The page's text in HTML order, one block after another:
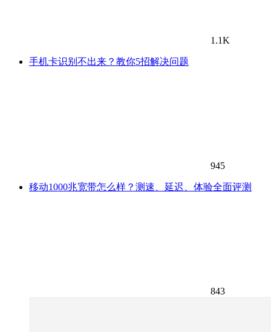
1.1K
手机卡识别不出来？教你5招解决问题
945
移动1000兆宽带怎么样？测速、延迟、体验全面评测
843